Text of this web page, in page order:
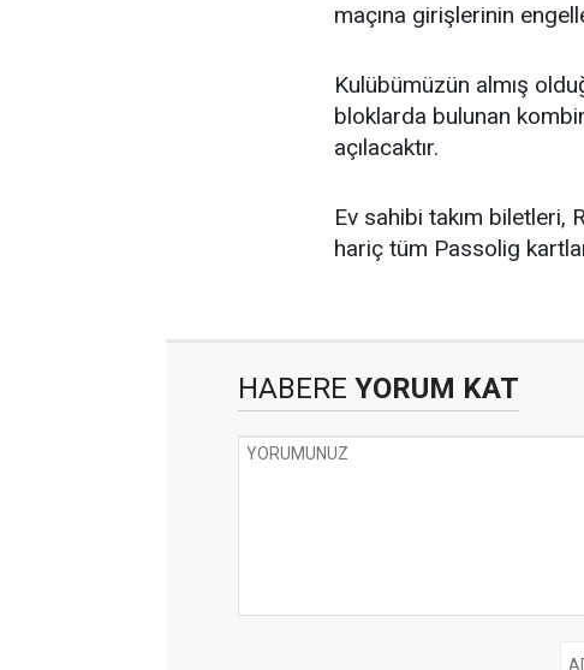
maçına girişlerinin
Kulübümüzün almış
bloklarda bulunan
açılacaktır.
Ev sahibi takım
hariç tüm Passolig
HABERE YORUM KAT